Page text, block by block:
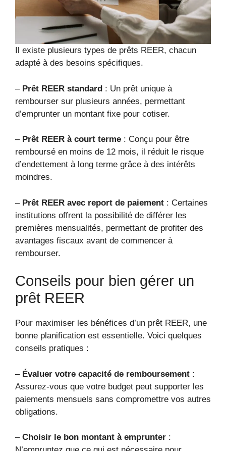
Il existe plusieurs types de prêts REER, chacun
adapté à des besoins spécifiques.
– Prêt REER standard : Un prêt unique à
rembourser sur plusieurs années, permettant
d’emprunter un montant fixe pour cotiser.
– Prêt REER à court terme : Conçu pour être
remboursé en moins de 12 mois, il réduit le risque
d’endettement à long terme grâce à des intérêts
moindres.
– Prêt REER avec report de paiement : Certaines
institutions offrent la possibilité de différer les
premières mensualités, permettant de profiter des
avantages fiscaux avant de commencer à
rembourser.
Conseils pour bien gérer un
prêt REER
Pour maximiser les bénéfices d’un prêt REER, une
bonne planification est essentielle. Voici quelques
conseils pratiques :
– Évaluer votre capacité de remboursement :
Assurez-vous que votre budget peut supporter les
paiements mensuels sans compromettre vos autres
obligations.
– Choisir le bon montant à emprunter :